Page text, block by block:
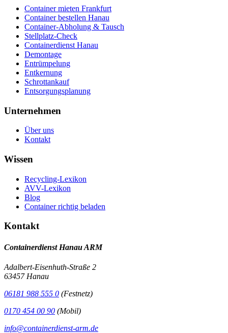
Container mieten Frankfurt
Container bestellen Hanau
Container-Abholung & Tausch
Stellplatz-Check
Containerdienst Hanau
Demontage
Entrümpelung
Entkernung
Schrottankauf
Entsorgungsplanung
Unternehmen
Über uns
Kontakt
Wissen
Recycling-Lexikon
AVV-Lexikon
Blog
Container richtig beladen
Kontakt
Containerdienst Hanau ARM
Adalbert-Eisenhuth-Straße 2
63457 Hanau
06181 988 555 0 (Festnetz)
0170 454 00 90 (Mobil)
info@containerdienst-arm.de